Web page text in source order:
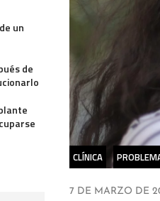
un
de
CLÍNICA
7 DE MARZO DE